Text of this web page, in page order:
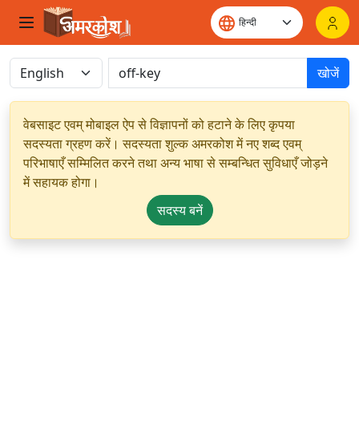
खोजें
वेबसाइट एवम् मोबाइल ऐप से विज्ञापनों को हटाने के लिए कृपया
सदस्यता ग्रहण करें। सदस्यता शुल्क अमरकोश में नए शब्द एवम्
परिभाषाएँ सम्मिलित करने तथा अन्य भाषा से सम्बन्धित सुविधाएँ जोड़ने
में सहायक होगा।
सदस्य बनें